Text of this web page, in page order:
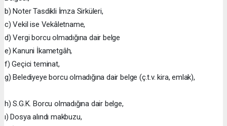
b) Noter Tasdikli İmza Sirküleri,
c) Vekil ise Vekâletname,
d) Vergi borcu olmadığına dair belge
e) Kanuni İkametgâh,
f) Geçici teminat,
g) Belediyeye borcu olmadığına dair belge (ç.t.v. kira, emlak),
h) S.G.K. Borcu olmadığına dair belge,
ı) Dosya alındı makbuzu,